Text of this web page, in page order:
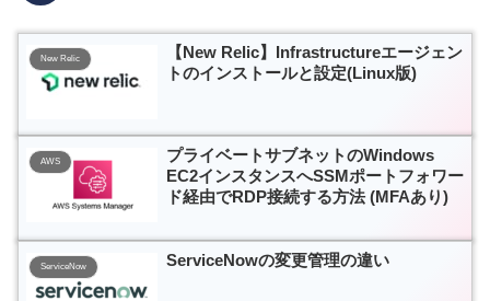
New Relic
【New Relic】Infrastructureエージェン
トのインストールと設定(Linux版)
AWS
プライベートサブネットのWindows
EC2インスタンスへSSMポートフォワー
ド経由でRDP接続する方法 (MFAあり)
ServiceNow ServiceNowの変更管理の違い